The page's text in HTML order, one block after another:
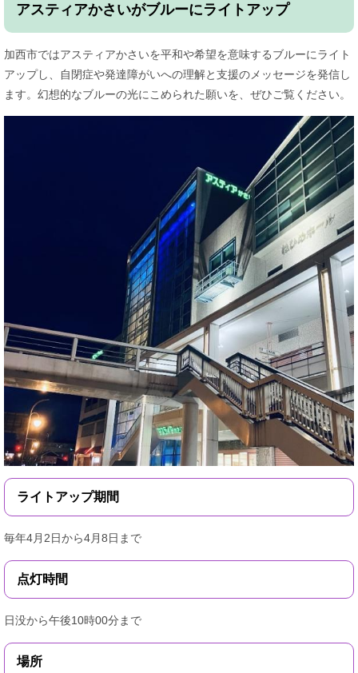
アスティアかさいがブルーにライトアップ
加西市ではアスティアかさいを平和や希望を意味するブルーにライト
アップし、自閉症や発達障がいへの理解と支援のメッセージを発信し
ます。幻想的なブルーの光にこめられた願いを、ぜひご覧ください。
ライトアップ期間
毎年4月2日から4月8日まで
点灯時間
日没から午後10時00分まで
場所